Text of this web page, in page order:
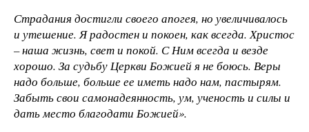
Страдания достигли своего апогея, но увеличивалось
и утешение. Я радостен и покоен, как всегда. Христос
– наша жизнь, свет и покой. С Ним всегда и везде
хорошо. За судьбу Церкви Божией я не боюсь. Веры
надо больше, больше ее иметь надо нам, пастырям.
Забыть свои самонадеянность, ум, ученость и силы и
дать место благодати Божией».